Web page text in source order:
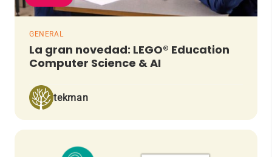
GENERAL
La gran novedad: LEGO® Education
Computer Science & AI
tekman